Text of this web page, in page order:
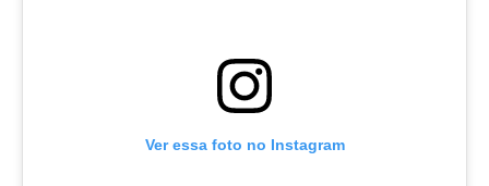
Ver essa foto no Instagram